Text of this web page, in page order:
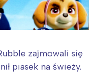
zajmowali się
piasek na świeży.